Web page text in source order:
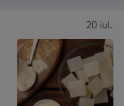
20 iul.